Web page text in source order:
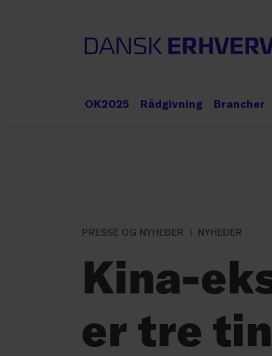
OK2025 Rådgivning Brancher
PRESSE OG NYHEDER
NYHEDER
Kina-
er tre